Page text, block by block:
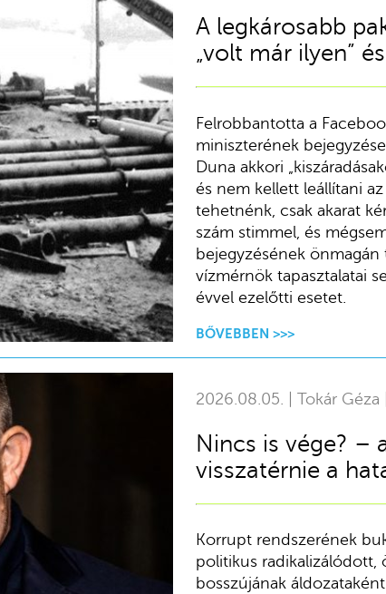
A legkárosabb
„volt már ilyen”
Felrobbantotta a
miniszterének
Duna akkori
és nem kellett leállítani
tehetnénk, csak akarat
szám stimmel, és
bejegyzésének
vízmérnök tapasztalatai
évvel ezelőtti esetet.
BŐVEBBEN >>>
2026.08.05. | Tokár Géza |
Nincs is vége? –
visszatérnie a
Korrupt rendszerének
politikus radikalizálódott,
bosszújának